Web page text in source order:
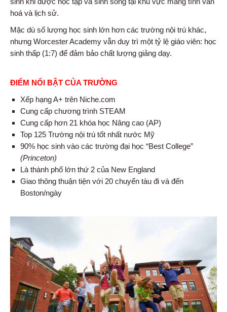
hoá và lịch sử.
Mặc dù số lượng học sinh lớn hơn các trường nội trú khác,
nhưng Worcester Academy vẫn duy trì một tỷ lệ giáo viên: học
sinh thấp (1:7) để đảm bảo chất lượng giảng dạy.
ĐIỂM NỔI BẬT CỦA TRƯỜNG
Xếp hạng A+ trên Niche.com
Cung cấp chương trình STEAM
Cung cấp hơn 21 khóa học Nâng cao (AP)
Top 125 Trường nội trú tốt nhất nước Mỹ
90% học sinh vào các trường đại học “Best College”
(Princeton)
Là thành phố lớn thứ 2 của New England
Giao thông thuận tiện với 20 chuyến tàu đi và đến
Boston/ngày